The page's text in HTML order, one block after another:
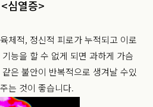
심열증>
체적, 정신적 피로가 누적되고 이로
능을 할 수 없게 되면 과하게 가슴
은 불안이 반복적으로 생겨날 수있
는 것이 좋습니다.